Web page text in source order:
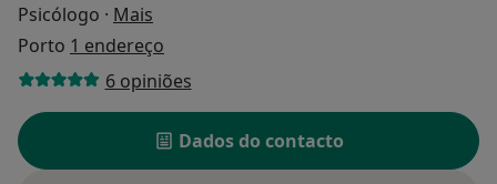
Psicólogo · Mais
Porto 1 endereço
6 opiniões
Dados do contacto